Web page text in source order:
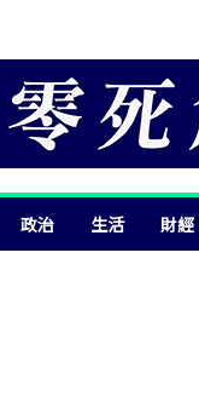
政治 生活 財經